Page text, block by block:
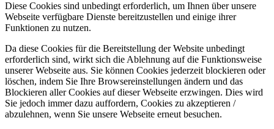
Diese Cookies sind unbedingt erforderlich, um Ihnen über unsere
Webseite verfügbare Dienste bereitzustellen und einige ihrer
Funktionen zu nutzen.
Da diese Cookies für die Bereitstellung der Website unbedingt
erforderlich sind, wirkt sich die Ablehnung auf die Funktionsweise
unserer Webseite aus. Sie können Cookies jederzeit blockieren oder
löschen, indem Sie Ihre Browsereinstellungen ändern und das
Blockieren aller Cookies auf dieser Webseite erzwingen. Dies wird
Sie jedoch immer dazu auffordern, Cookies zu akzeptieren /
abzulehnen, wenn Sie unsere Webseite erneut besuchen.